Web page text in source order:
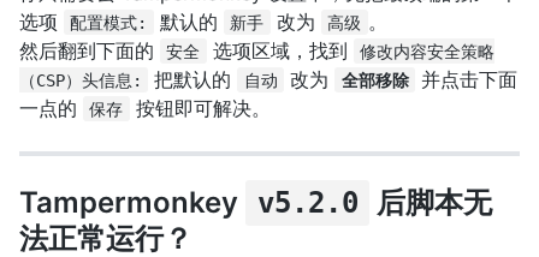
选项
配置模式: 默认的 新手 改为 高级 。
然后翻到下面的
安全 选项区域，找到
修改内容安全策略
（CSP）头信息:
把默认的 自动 改为 全部移除
并点击下面
一点的
保存 按钮即可解决。
Tampermonkey v5.2.0
后脚本无
法正常运行？